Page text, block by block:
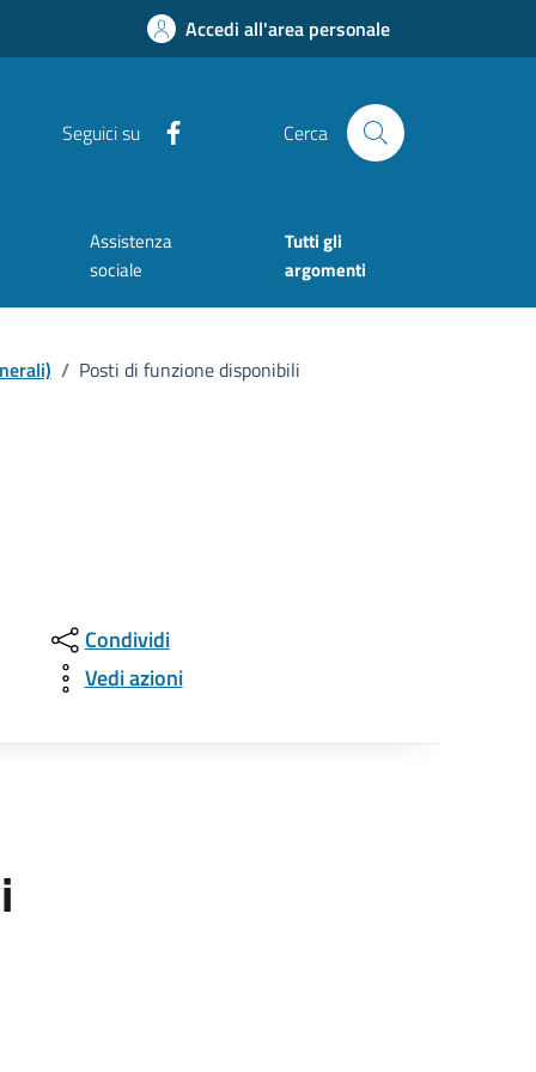
Accedi all'area personale
Seguici su Cerca
Assistenza
sociale
Tutti gli
argomenti
/ Posti di funzione disponibili
Condividi
Vedi azioni